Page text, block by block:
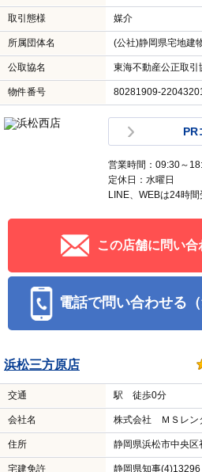
取引態様 媒介
所属団体名 (公社)静岡県宅地建
公取協名 東海不動産公正取引
物件番号 80281909-22043201
PR
営業時間：09:30～
定休日：水曜日
LINE、WEBは24時間
この店舗に問い合
電話で問い合わせる（
浜松三方原店
交通 駅 徒歩0分
会社名 株式会社 ＭＳレン
住所 静岡県浜松市中央
宅建免許 静岡県知事(4)13296